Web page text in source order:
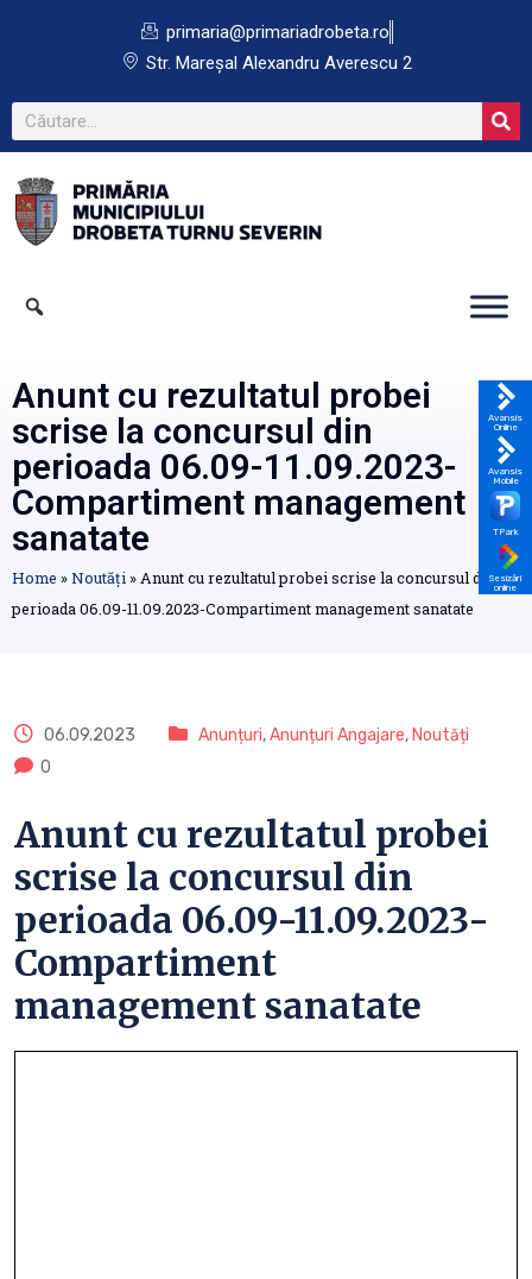
primaria@primariadrobeta.ro
Str. Mareșal Alexandru Averescu 2
Anunt cu rezultatul probei
scrise la concursul din
perioada 06.09-11.09.2023-
Compartiment management
sanatate
Home »Noutăți » Anunt cu rezultatul probei scrise la concursul din
perioada 06.09-11.09.2023-Compartiment management sanatate
06.09.2023 Anunțuri,Anunțuri Angajare, Noutăți
0
Anunt cu rezultatul probei
scrise la concursul din
perioada 06.09-11.09.2023-
Compartiment
management sanatate
Avansis
Online
Avansis
Mobile
TPark
Sesizări
online